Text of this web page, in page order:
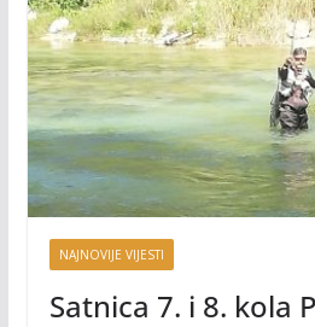
NAJNOVIJE VIJESTI
Satnica 7. i 8. kola